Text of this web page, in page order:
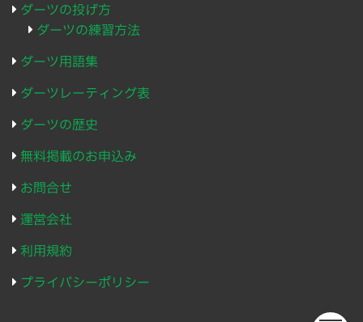
ダーツの投げ方
ダーツの練習方法
ダーツ用語集
ダーツレーティング表
ダーツの歴史
無料掲載のお申込み
お問合せ
運営会社
利用規約
プライバシーポリシー